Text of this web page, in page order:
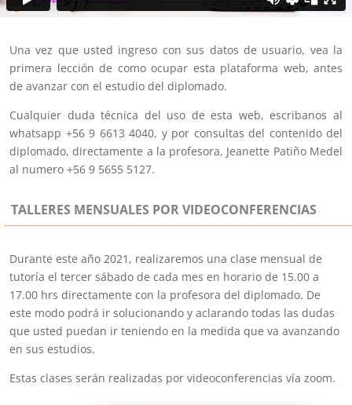
Una vez que usted ingreso con sus datos de usuario, vea la
primera lección de como ocupar esta plataforma web, antes
de avanzar con el estudio del diplomado.
Cualquier duda técnica del uso de esta web, escribanos al
whatsapp +56 9 6613 4040, y por consultas del contenido del
diplomado, directamente a la profesora, Jeanette Patiño Medel
al numero +56 9 5655 5127.
TALLERES MENSUALES POR VIDEOCONFERENCIAS
Durante este año 2021, realizaremos una clase mensual de
tutoría el tercer sábado de cada mes en horario de 15.00 a
17.00 hrs directamente con la profesora del diplomado. De
este modo podrá ir solucionando y aclarando todas las dudas
que usted puedan ir teniendo en la medida que va avanzando
en sus estudios.
Estas clases serán realizadas por videoconferencias vía zoom.